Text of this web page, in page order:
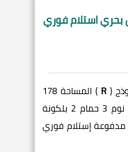
بحري استلام فوري
(
R
) المساحة 178
بحري تطل على باركنج تشمل 3 نوم 3 حمام 2 بلكونة
مدفوعة إستلام فوري